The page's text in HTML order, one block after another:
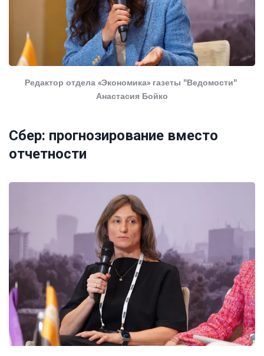
Редактор отдела «Экономика» газеты "Ведомости"
Анастасия Бойко
Сбер: прогнозирование вместо
отчетности